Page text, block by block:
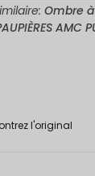
l'original
Ombre
AMC